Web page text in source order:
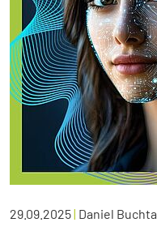
29.09.2025| Daniel Buchta